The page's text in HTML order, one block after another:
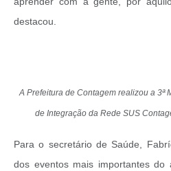
destacou.
A Prefeitura de Contagem realizou a 3ª
de Integração da Rede SUS
Para o secretário de Saúde,
dos eventos mais importantes